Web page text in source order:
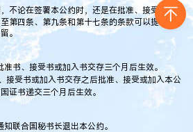
论在签署本公约时，还是在批准、接受或加
第四条、第九条和第十七条的条款可以提出保
。
书、接受书或加入书交存三个月后生效。
受书或加入书交存之后批准、接受或加入本公
证书递交三个月后生效。
联合国秘书长退出本公约。